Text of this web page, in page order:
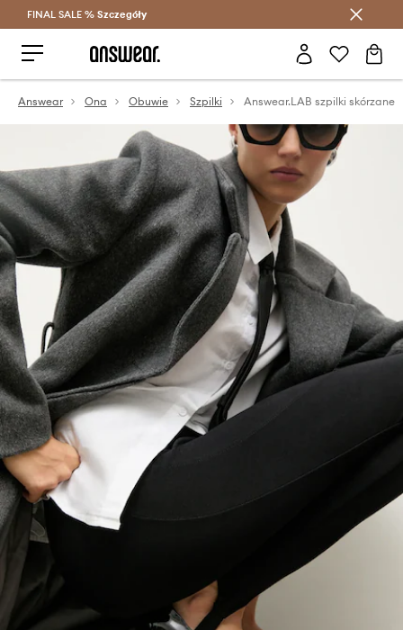
Oszczędzaj z Answear Club >
FINAL SALE % Szczegóły
Answear Ona Obuwie Szpilki Answear.LAB szpilki skórzane